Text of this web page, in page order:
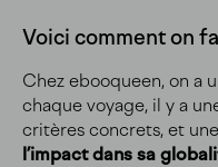
Voici comment on
Chez ebooqueen, on a
chaque voyage, il y a
critères concrets, et une
l’impact dans sa